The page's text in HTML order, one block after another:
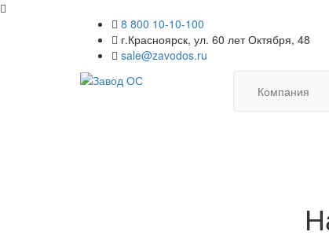
8 800 10-10-100
г.Красноярск, ул. 60 лет Октября, 48
sale@zavodos.ru
Компания